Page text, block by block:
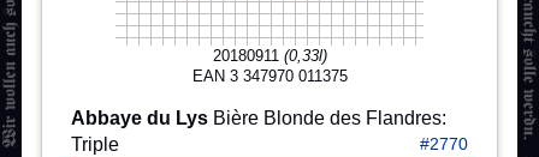
20180911 (0,33l)
EAN 3 347970 011375
Abbaye du Lys Bière Blonde des Flandres:
Triple
#2770